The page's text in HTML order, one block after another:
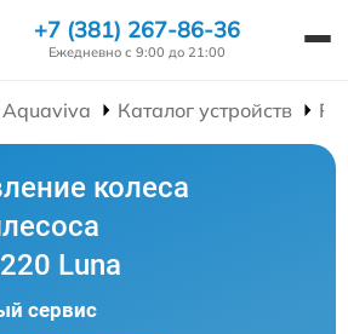
+7 (381) 267-86-36
Ежедневно с 9:00 до 21:00
Каталог устройств
колеса
Luna
сервис